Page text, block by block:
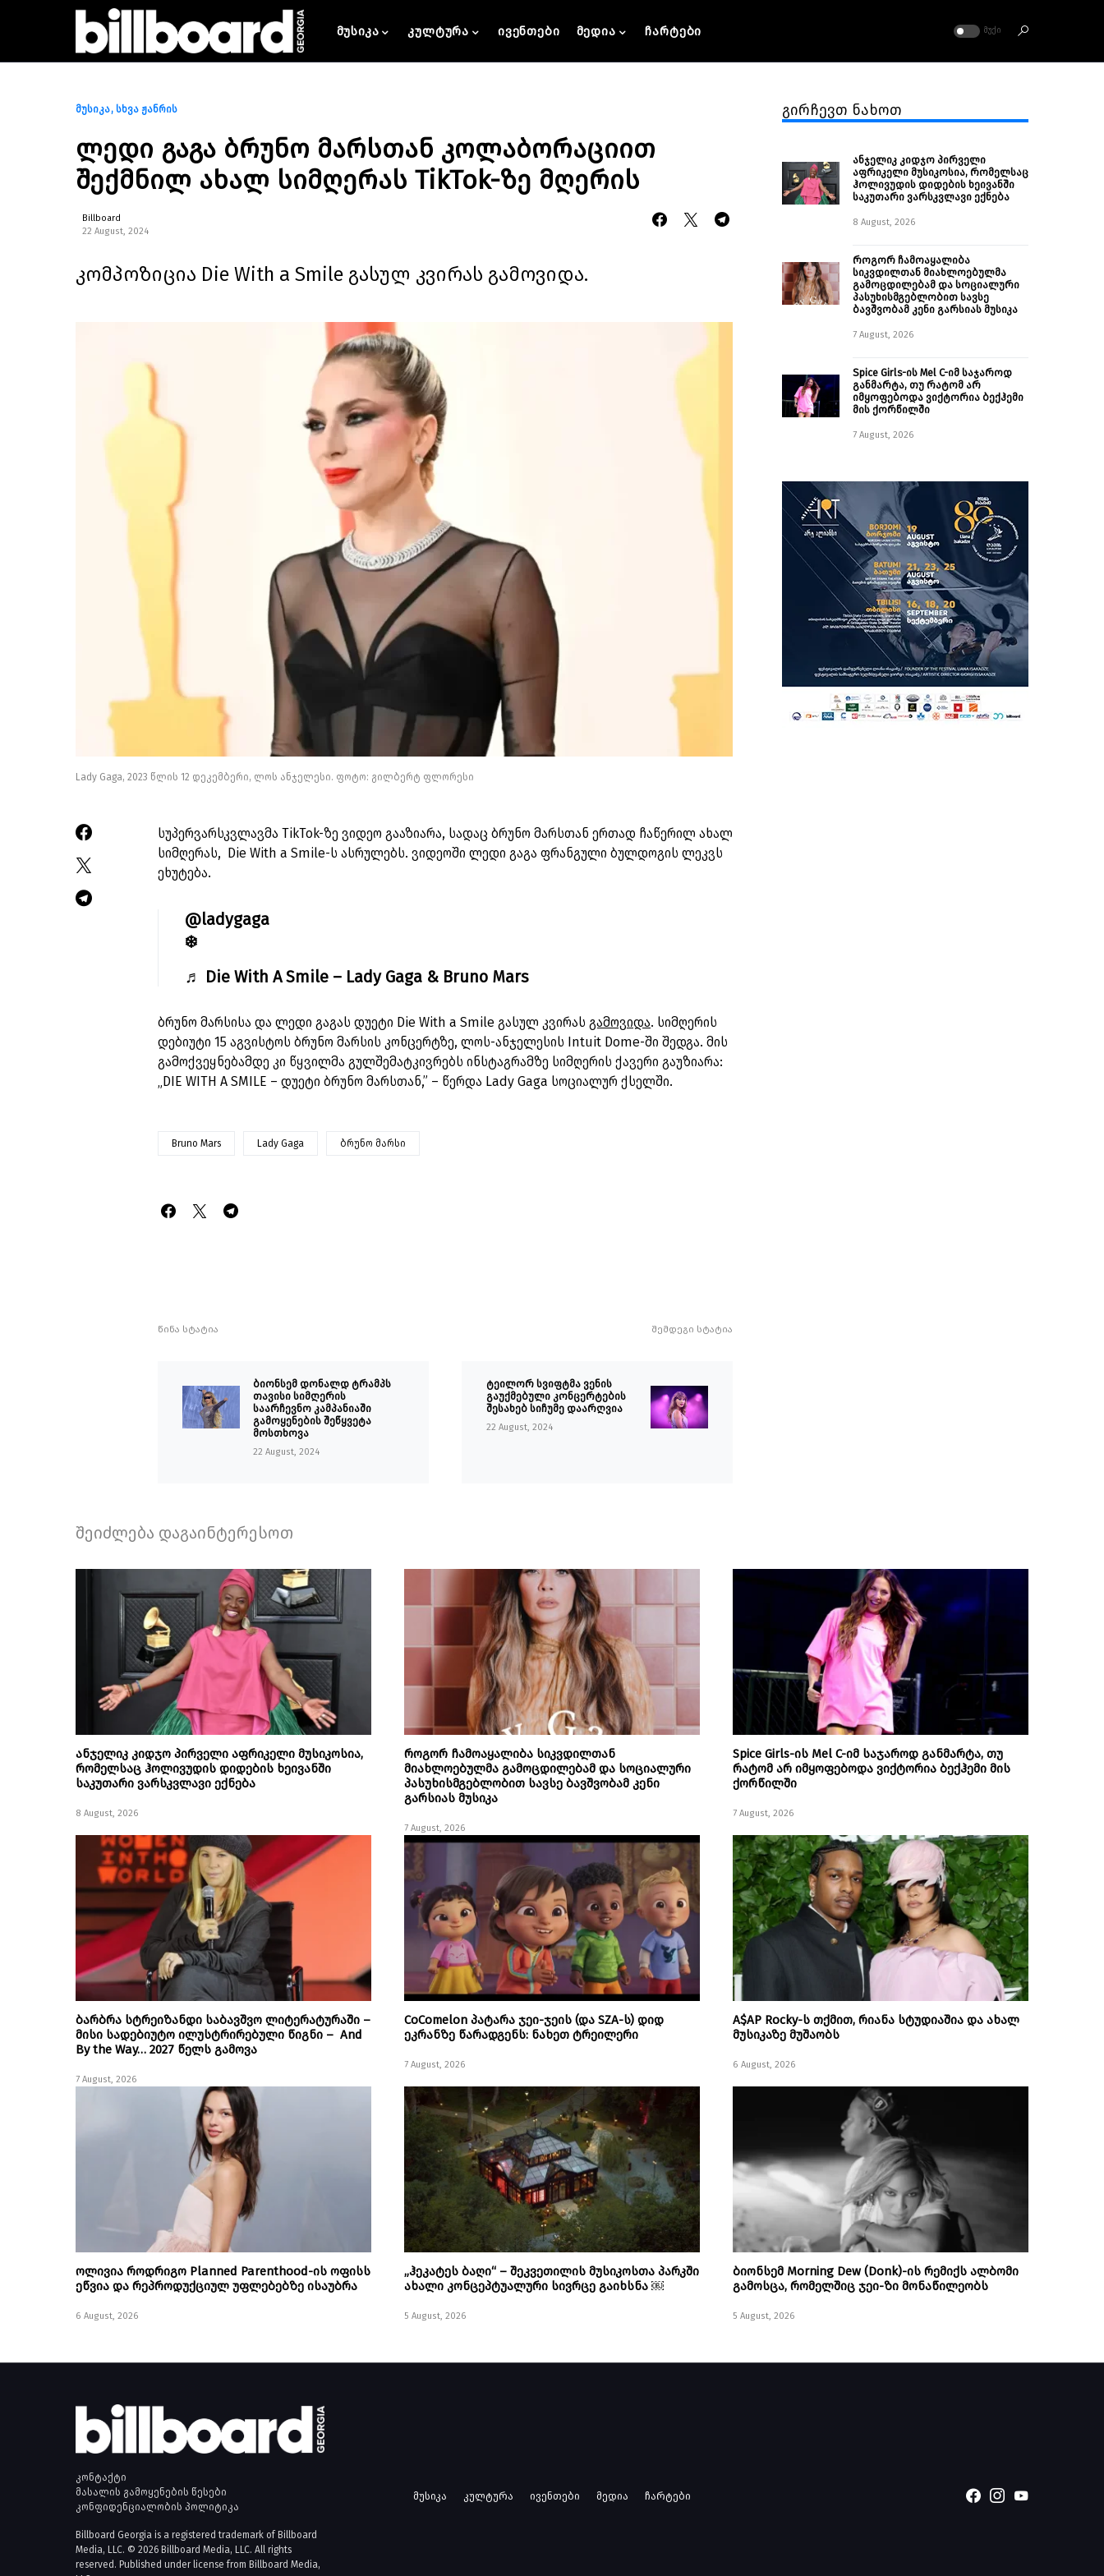
მუსიკა კულტურა ივენთები მედია ჩარტები ᲛᲣᲥᲘ
მუსიკა სხვა ჟანრის
ლედი გაგა ბრუნო მარსთან კოლაბორაციით
შექმნილ ახალ სიმღერას TikTok-ზე მღერის
Billboard
22 August, 2024
კომპოზიცია Die With a Smile გასულ კვირას გამოვიდა.
Lady Gaga, 2023 წლის 12 დეკემბერი, ლოს ანჯელესი. ფოტო: გილბერტ ფლორესი
სუპერვარსკვლავმა TikTok-ზე ვიდეო გააზიარა, სადაც ბრუნო მარსთან ერთად ჩაწერილ ახალ
სიმღერას, Die With a Smile-ს ასრულებს. ვიდეოში ლედი გაგა ფრანგული ბულდოგის ლეკვს
ეხუტება.
@ladygaga
❄️
♬ Die With A Smile – Lady Gaga & Bruno Mars
ბრუნო მარსისა და ლედი გაგას დუეტი Die With a Smile გასულ კვირას გამოვიდა. სიმღერის
დებიუტი 15 აგვისტოს ბრუნო მარსის კონცერტზე, ლოს-ანჯელესის Intuit Dome-ში შედგა. მის
გამოქვეყნებამდე კი წყვილმა გულშემატკივრებს ინსტაგრამზე სიმღერის ქავერი გაუზიარა:
„DIE WITH A SMILE – დუეტი ბრუნო მარსთან,” – წერდა Lady Gaga სოციალურ ქსელში.
Bruno Mars Lady Gaga ბრუნო მარსი
წინა სტატია
ბიონსემ დონალდ ტრამპს
თავისი სიმღერის
საარჩევნო კამპანიაში
გამოყენების შეწყვეტა
მოსთხოვა
22 August, 2024
შემდეგი სტატია
ტეილორ სვიფტმა ვენის
გაუქმებული კონცერტების
შესახებ სიჩუმე დაარღვია
22 August, 2024
გირჩევთ ნახოთ
ანჯელიკ კიდჯო პირველი
აფრიკელი მუსიკოსია, რომელსაც
ჰოლივუდის დიდების ხეივანში
საკუთარი ვარსკვლავი ექნება
8 August, 2026
როგორ ჩამოაყალიბა
სიკვდილთან მიახლოებულმა
გამოცდილებამ და სოციალური
პასუხისმგებლობით სავსე
ბავშვობამ კენი გარსიას მუსიკა
7 August, 2026
Spice Girls-ის Mel C-იმ საჯაროდ
განმარტა, თუ რატომ არ
იმყოფებოდა ვიქტორია ბექჰემი
მის ქორწილში
7 August, 2026
შეიძლება დაგაინტერესოთ
ანჯელიკ კიდჯო პირველი აფრიკელი მუსიკოსია,
რომელსაც ჰოლივუდის დიდების ხეივანში
საკუთარი ვარსკვლავი ექნება
8 August, 2026
როგორ ჩამოაყალიბა სიკვდილთან
მიახლოებულმა გამოცდილებამ და სოციალური
პასუხისმგებლობით სავსე ბავშვობამ კენი
გარსიას მუსიკა
7 August, 2026
Spice Girls-ის Mel C-იმ საჯაროდ განმარტა, თუ
რატომ არ იმყოფებოდა ვიქტორია ბექჰემი მის
ქორწილში
7 August, 2026
ბარბრა სტრეიზანდი საბავშვო ლიტერატურაში –
მისი სადებიუტო ილუსტრირებული წიგნი – And
By the Way… 2027 წელს გამოვა
7 August, 2026
CoComelon პატარა ჯეი-ჯეის (და SZA-ს) დიდ
ეკრანზე წარადგენს: ნახეთ ტრეილერი
7 August, 2026
A$AP Rocky-ს თქმით, რიანა სტუდიაშია და ახალ
მუსიკაზე მუშაობს
6 August, 2026
ოლივია როდრიგო Planned Parenthood-ის ოფისს
ეწვია და რეპროდუქციულ უფლებებზე ისაუბრა
6 August, 2026
„ჰეკატეს ბაღი“ – შეკვეთილის მუსიკოსთა პარკში
ახალი კონცეპტუალური სივრცე გაიხსნა ￼
5 August, 2026
ბიონსემ Morning Dew (Donk)-ის რემიქს ალბომი
გამოსცა, რომელშიც ჯეი-ზი მონაწილეობს
5 August, 2026
კონტაქტი
მასალის გამოყენების წესები
კონფიდენციალობის პოლიტიკა
Billboard Georgia is a registered trademark of Billboard
Media, LLC. © 2026 Billboard Media, LLC. All rights
reserved. Published under license from Billboard Media,
მუსიკა კულტურა ივენთები მედია ჩარტები